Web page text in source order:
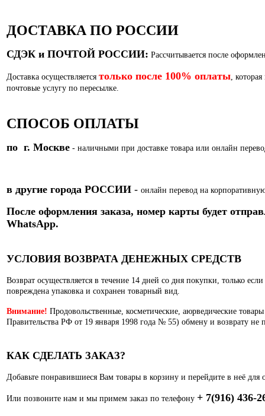
ДОСТАВКА ПО РОССИИ
СДЭК и ПОЧТОЙ РОССИИ: Рассчитывается после
Доставка осуществляется только после 100% оплаты,
почтовые услугу по пересылке.
СПОСОБ ОПЛАТЫ
по г. Москве - наличными при доставке товара или онлайн
в другие города РОССИИ - онлайн перевод на
После оформления заказа, номер карты будет
WhatsApp.
УСЛОВИЯ ВОЗВРАТА ДЕНЕЖНЫХ СРЕДСТВ
Возврат осуществляется в течение 14 дней со дня покупки, только
повреждена упаковка и сохранен товарный вид.
Внимание! Продовольственные, косметические, аюрведические
Правительства РФ от 19 января 1998 года № 55) обмену и возврату не
КАК СДЕЛАТЬ ЗАКАЗ?
Добавьте понравившиеся Вам товары в корзину и перейдите в неё для
Или позвоните нам и мы примем заказ по телефону + 7(916) 436-